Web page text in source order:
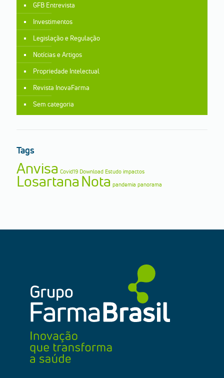
GFB Entrevista
Investimentos
Legislação e Regulação
Notícias e Artigos
Propriedade Intelectual
Revista InovaFarma
Sem categoria
Tags
Anvisa Covid19 Download Estudo impactos
LosartanaNota pandemia panorama